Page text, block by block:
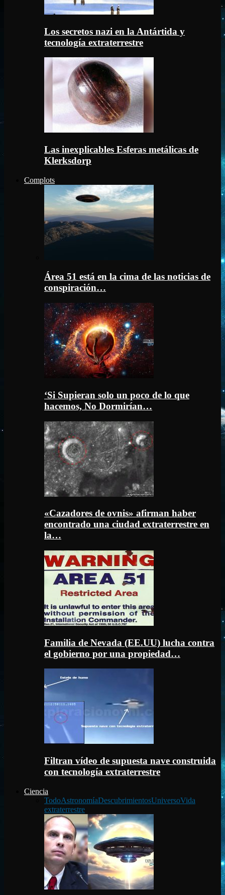
Los secretos nazi en la Antártida y
tecnología extraterrestre
Las inexplicables Esferas metálicas de
Klerksdorp
Complots
Área 51 está en la cima de las noticias de
conspiración…
‘Si Supieran solo un poco de lo que
hacemos, No Dormirían…
«Cazadores de ovnis» afirman haber
encontrado una ciudad extraterrestre en
la…
Familia de Nevada (EE.UU) lucha contra
el gobierno por una propiedad…
Filtran vídeo de supuesta nave construida
con tecnología extraterrestre
Ciencia
TodoAstronomíaDescubrimientosUniversoVida
extraterrestre